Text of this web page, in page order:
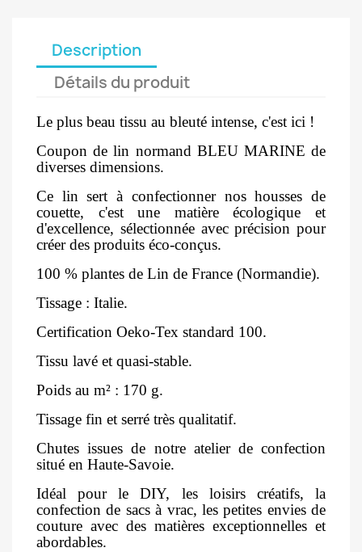
Description
Détails du produit
Le plus beau tissu au bleuté intense, c'est ici !
Coupon de lin normand BLEU MARINE de
diverses dimensions.
Ce lin sert à confectionner nos housses de
couette, c'est une matière écologique et
d'excellence, sélectionnée avec précision pour
créer des produits éco-conçus.
100 % plantes de Lin de France (Normandie).
Tissage : Italie.
Certification Oeko-Tex standard 100.
Tissu lavé et quasi-stable.
Poids au m² : 170 g.
Tissage fin et serré très qualitatif.
Chutes issues de notre atelier de confection
situé en Haute-Savoie.
Idéal pour le DIY, les loisirs créatifs, la
confection de sacs à vrac, les petites envies de
couture avec des matières exceptionnelles et
abordables.